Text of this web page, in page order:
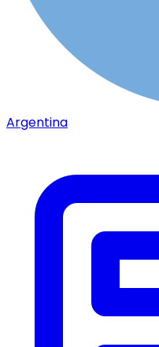
Argentina